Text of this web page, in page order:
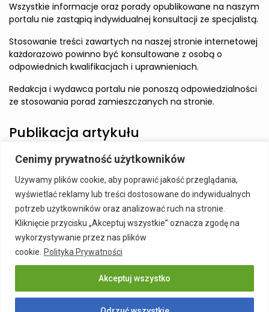
Cenimy prywatność użytkowników
Używamy plików cookie, aby poprawić jakość przeglądania,
wyświetlać reklamy lub treści dostosowane do indywidualnych
potrzeb użytkowników oraz analizować ruch na stronie.
Kliknięcie przycisku „Akceptuj wszystkie” oznacza zgodę na
wykorzystywanie przez nas plików
cookie. Polityka Prywatności
Akceptuj wszystko
Wszystkie informacje oraz porady opublikowane na naszym
portalu nie zastąpią indywidualnej konsultacji ze specjalistą.
Stosowanie treści zawartych na naszej stronie internetowej
każdorazowo powinno być konsultowane z osobą o
odpowiednich kwalifikacjach i uprawnieniach.
Redakcja i wydawca portalu nie ponoszą odpowiedzialności
ze stosowania porad zamieszczanych na stronie.
Publikacja artykułu
naszym serwisie.
Szczegóły: Publikacja Artykułu